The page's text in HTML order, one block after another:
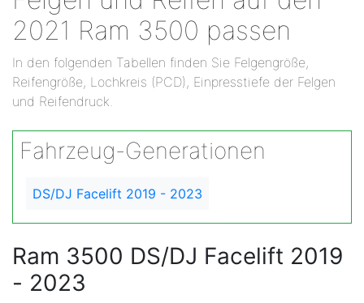
2021 Ram 3500 passen
In den folgenden Tabellen finden Sie Felgengröße,
Reifengröße, Lochkreis (PCD), Einpresstiefe der Felgen
und Reifendruck.
Fahrzeug-Generationen
DS/DJ Facelift 2019 - 2023
Ram 3500 DS/DJ Facelift 2019
- 2023